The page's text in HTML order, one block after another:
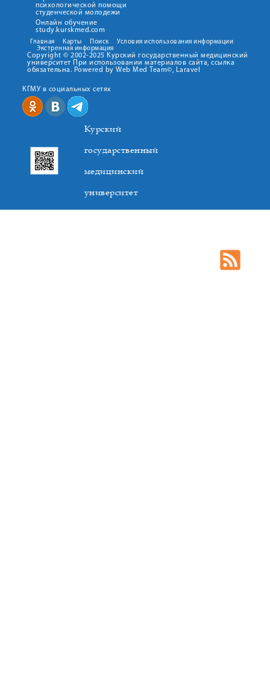
психологической помощи
студенческой молодежи
Онлайн обучение
study.kurskmed.com
Главная Карты Поиск
Условия использования информации
Экстренная информация
Copyright © 2002-2025 Курский государственный медицинский
университет При использовании материалов сайта, ссылка
обязательна. Powered by Web Med Team©, Laravel
КГМУ в социальных сетях
Курский
государственный
медицинский
университет